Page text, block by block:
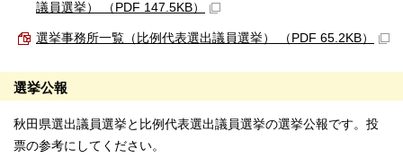
議員選挙） （PDF 147.5KB）
選挙事務所一覧（比例代表選出議員選挙） （PDF 65.2KB）
選挙公報
秋田県選出議員選挙と比例代表選出議員選挙の選挙公報です。投
票の参考にしてください。